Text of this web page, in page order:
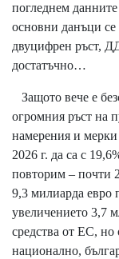
погледнем
основни данъци се
двуцифрен ръст,
достатъчно…
Защото вече е
огромния ръст на
намерения и мерки
2026 г. да са с
повторим – почти
9,3 милиарда евро
увеличението 3,7
средства от ЕС, но
национално,